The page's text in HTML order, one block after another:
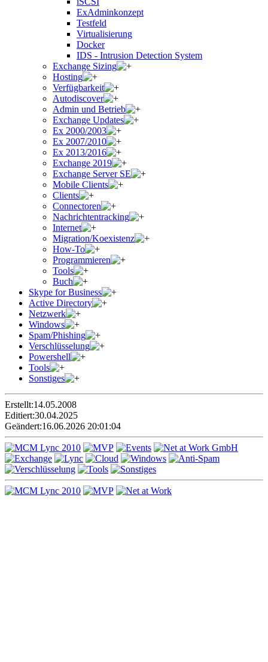
ExAdminkonzept
Testfeld
Virtualisierung
Docker
IDS - Intrusion Detection System
Exchange Sizing
Hosting
Verfügbarkeit
Autodiscover
Admin und Betrieb
Exchange Updates
Ex 2000/2003
Ex 2007/2010
Ex 2013/2016
Exchange 2019
Exchange Server SE
Mobile Clients
Clients
Connectoren
Nachrichtentracking
Internet
Migration/Koexistenz
How-To
Programmieren
Tools
Buch
Skype for Business
Active Directory
Netzwerk
Windows
Spam/Phishing
Verschlüsselung
Powershell
Tools
Sonstiges
Erstellt:14.05.2008
Editiert:30.04.2025
Geändert:16.06.2026 20:01:04